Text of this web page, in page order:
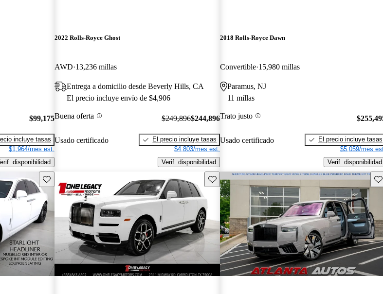
$99,175
incluye tasas
$1,964/mes est.
disponibilidad
2022 Rolls-Royce Ghost
AWD 13,236 millas
Entrega a domicilio desde Beverly Hills, CA
El precio incluye envío de $4,906
Buena oferta
Usado certificado
$249,896$244,896
El precio incluye tasas
$4,803/mes est.
Verif. disponibilidad
2018 Rolls-Royce Dawn
Convertible 15,980 millas
Paramus, NJ
11 millas
Trato justo
Usado certificado
El precio incluye tasas
$5,059/mes
Verif. disponibilidad
Guarda este Aviso Guarda este Aviso